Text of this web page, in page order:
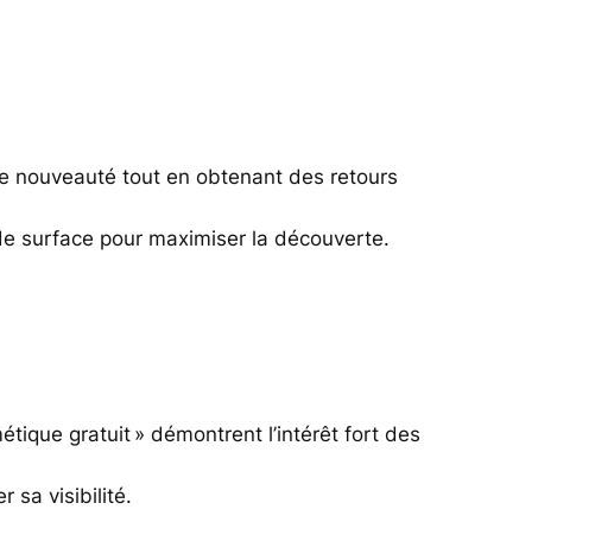
nouveauté tout en obtenant des retours
surface pour maximiser la découverte.
gratuit » démontrent l’intérêt fort des
sa visibilité.